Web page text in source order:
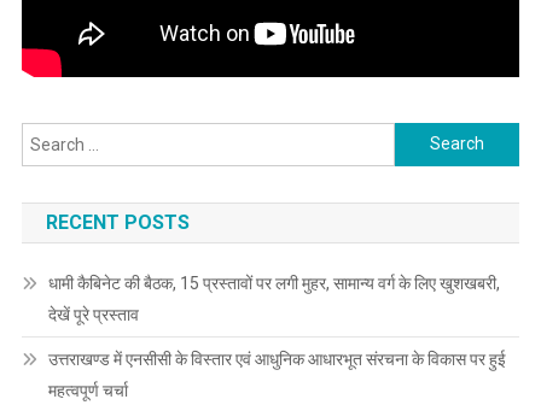
Search
for:
RECENT POSTS
धामी कैबिनेट की बैठक, 15 प्रस्तावों पर लगी मुहर, सामान्य वर्ग के लिए खुशखबरी,
देखें पूरे प्रस्ताव
उत्तराखण्ड में एनसीसी के विस्तार एवं आधुनिक आधारभूत संरचना के विकास पर हुई
महत्वपूर्ण चर्चा